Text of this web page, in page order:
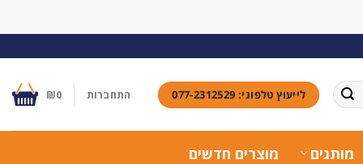
לייעוץ טלפוני: 077-2312529 התחברות ₪0
מותגים מוצרים חדשים